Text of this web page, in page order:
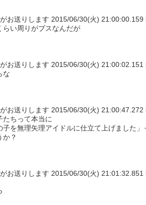
お送りします 2015/06/30(火) 21:00:00.159
らい周りがブスなんだが
お送りします 2015/06/30(火)
な
お送りします 2015/06/30(火)
たちって本当に
子を無理矢理アイドルに仕立て上げました
か？
お送りします 2015/06/30(火) 21:01:32.851